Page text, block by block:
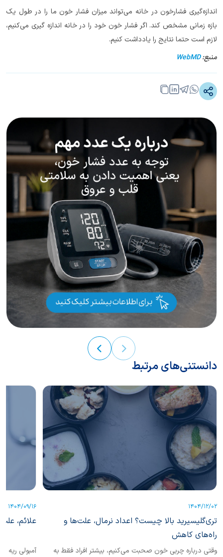
اندازه‌گیری فشارخون در خانه می‌تواند میزان فشار خون ما را در طول یک
بازه زمانی مشخص کند. اگر فشار خون خود را در خانه اندازه گیری می‌کنیم،
لازم است حتما نتایج را یادداشت کنیم.
منبع:WebMD
دانستنی‌های مرتبط
1404/12/02
تری‌گلیسیرید بالا چیست؟ اعداد نرمال، علت‌ها و
راه‌های کاهش
وقتی درباره چربی خون صحبت می‌کنیم، بیشتر افراد فقط به
1404/09/16
علائم،